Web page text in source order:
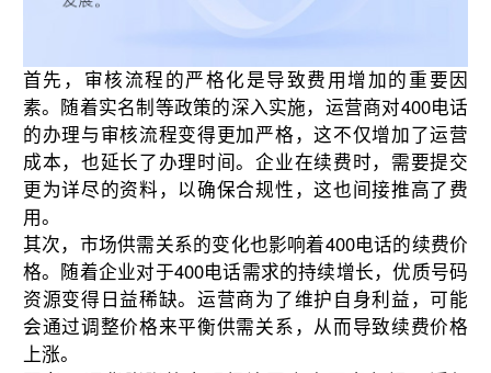
首先，审核流程的严格化是导致费用增加的重要因
素。随着实名制等政策的深入实施，运营商对400电话
的办理与审核流程变得更加严格，这不仅增加了运营
成本，也延长了办理时间。企业在续费时，需要提交
更为详尽的资料，以确保合规性，这也间接推高了费
用。
其次，市场供需关系的变化也影响着400电话的续费价
格。随着企业对于400电话需求的持续增长，优质号码
资源变得日益稀缺。运营商为了维护自身利益，可能
会通过调整价格来平衡供需关系，从而导致续费价格
上涨。